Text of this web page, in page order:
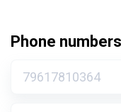
Phone
79617810364